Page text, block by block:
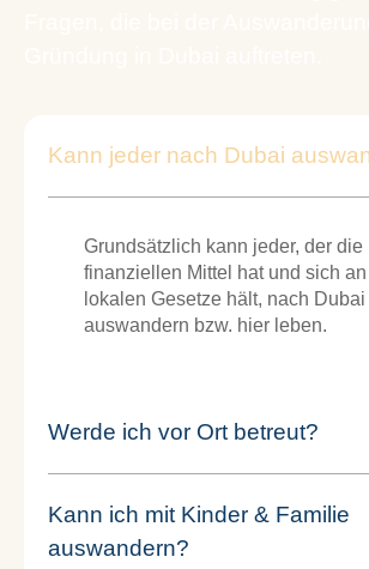
Kann jeder nach Dubai
Grundsätzlich kann jeder, der die
finanziellen Mittel hat und sich
lokalen Gesetze hält, nach Dubai
auswandern bzw. hier leben.
Werde ich vor Ort betreut?
Kann ich mit Kinder & Familie
auswandern?